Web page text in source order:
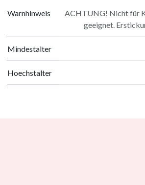
Warnhinweis
ACHTUNG! Nicht für
geeignet.
Mindestalter
Hoechstalter